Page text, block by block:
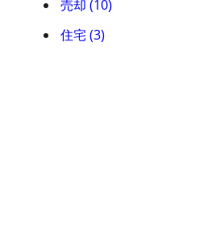
売却 (10)
住宅 (3)